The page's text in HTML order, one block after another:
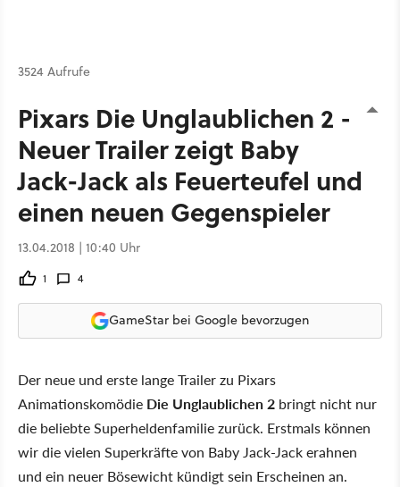
3524 Aufrufe
Pixars Die Unglaublichen 2 -
Neuer Trailer zeigt Baby
Jack-Jack als Feuerteufel und
einen neuen Gegenspieler
13.04.2018 | 10:40 Uhr
1 4
GameStar bei Google bevorzugen
Der neue und erste lange Trailer zu Pixars
Animationskomödie Die Unglaublichen 2 bringt nicht nur
die beliebte Superheldenfamilie zurück. Erstmals können
wir die vielen Superkräfte von Baby Jack-Jack erahnen
und ein neuer Bösewicht kündigt sein Erscheinen an.